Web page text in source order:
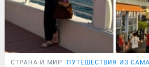
СТРАНА И МИР ПУТЕШЕСТВИЯ ИЗ